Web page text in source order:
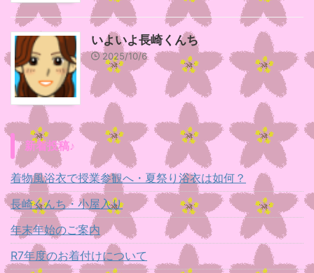
いよいよ長崎くんち
2025/10/6
新着投稿♪
着物風浴衣で授業参観へ・夏祭り浴衣は如何？
長崎くんち・小屋入り
年末年始のご案内
R7年度のお着付けについて